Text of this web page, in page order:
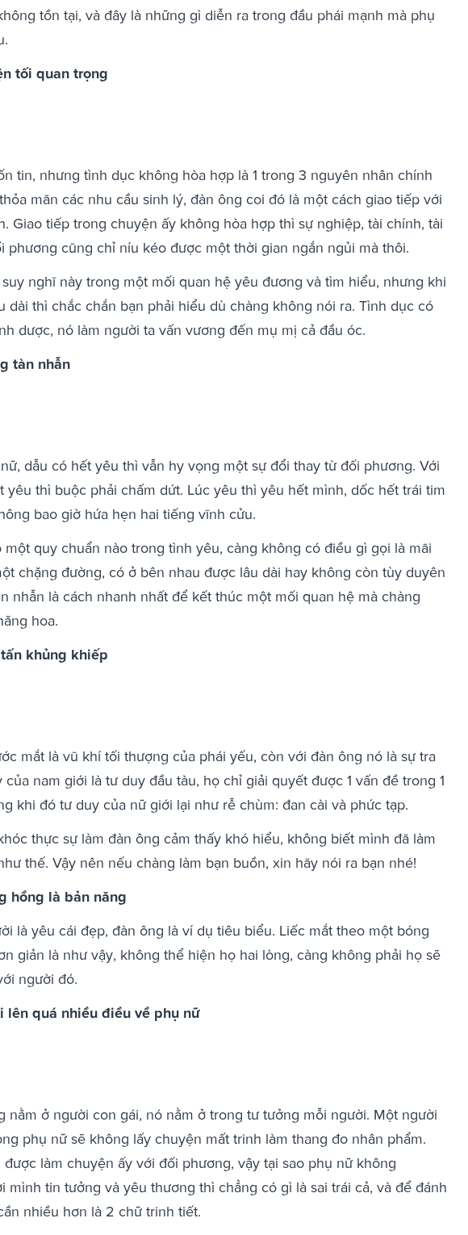
tồn tại, và đây là những gì diễn ra trong đầu phái mạnh mà phụ
tối quan trọng
tin, nhưng tình dục không hòa hợp là 1 trong 3 nguyên nhân chính
mãn các nhu cầu sinh lý, đàn ông coi đó là một cách giao tiếp với
Giao tiếp trong chuyện ấy không hòa hợp thì sự nghiệp, tài chính, tài
phương cũng chỉ níu kéo được một thời gian ngắn ngủi mà thôi.
nghĩ này trong một mối quan hệ yêu đương và tìm hiểu, nhưng khi
dài thì chắc chắn bạn phải hiểu dù chàng không nói ra. Tình dục có
dược, nó làm người ta vấn vương đến mụ mị cả đầu óc.
tàn nhẫn
dẫu có hết yêu thì vẫn hy vọng một sự đổi thay từ đối phương. Với
yêu thì buộc phải chấm dứt. Lúc yêu thì yêu hết mình, dốc hết trái tim
bao giờ hứa hẹn hai tiếng vĩnh cửu.
quy chuẩn nào trong tình yêu, càng không có điều gì gọi là mãi
chặng đường, có ở bên nhau được lâu dài hay không còn tùy duyên
nhẫn là cách nhanh nhất để kết thúc một mối quan hệ mà chàng
hoa.
khủng khiếp
mắt là vũ khí tối thượng của phái yếu, còn với đàn ông nó là sự tra
của nam giới là tư duy đầu tàu, họ chỉ giải quyết được 1 vấn đề trong 1
khi đó tư duy của nữ giới lại như rễ chùm: đan cài và phức tạp.
thực sự làm đàn ông cảm thấy khó hiểu, không biết mình đã làm
thế. Vậy nên nếu chàng làm bạn buồn, xin hãy nói ra bạn nhé!
hồng là bản năng
là yêu cái đẹp, đàn ông là ví dụ tiêu biểu. Liếc mắt theo một bóng
giản là như vậy, không thể hiện họ hai lòng, càng không phải họ sẽ
người đó.
lên quá nhiều điều về phụ nữ
nằm ở người con gái, nó nằm ở trong tư tưởng mỗi người. Một người
phụ nữ sẽ không lấy chuyện mất trinh làm thang đo nhân phẩm.
làm chuyện ấy với đối phương, vậy tại sao phụ nữ không
mình tin tưởng và yêu thương thì chẳng có gì là sai trái cả, và để đánh
nhiều hơn là 2 chữ trinh tiết.